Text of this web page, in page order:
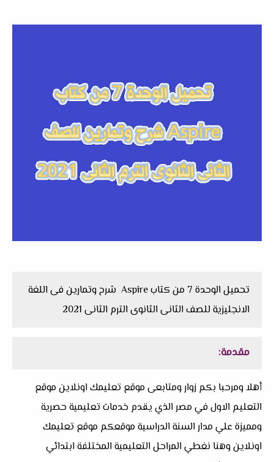
تحميل الوحدة 7 من كتاب Aspire شرح وتمارين فى اللغة
الانجليزية للصف الثانى الثانوى الترم الثانى 2021
مقدمة:
أهلا ومرحبا بكم زوار ومتابعى موقع تعليمك اونلاين موقع
التعليم الاول في مصر الذي يقدم خدمات تعليمية حصرية
ومميزة علي مدار السنة الدراسية موقعكم موقع تعليمك
اونلاين وهنا نغطي المراحل التعليمية المختلفة ابتدائي